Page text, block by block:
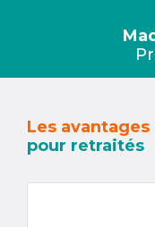
Les avantages
pour retraités